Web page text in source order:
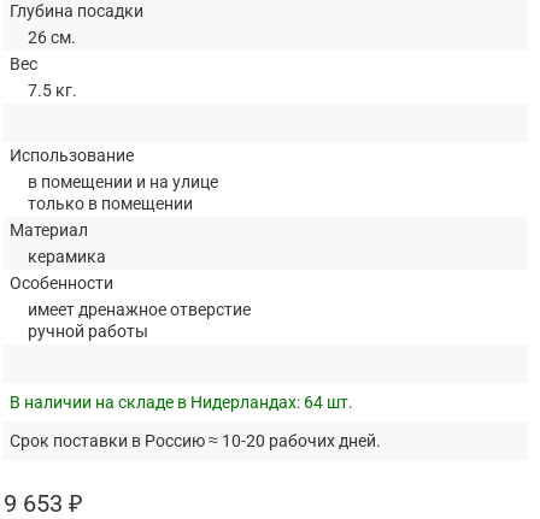
Глубина посадки
26 см.
Вес
7.5 кг.
Использование
в помещении и на улице
только в помещении
Материал
керамика
Особенности
имеет дренажное отверстие
ручной работы
В наличии на складе в Нидерландах: 64 шт.
Срок поставки в Россию ≈ 10-20 рабочих дней.
9 653 ₽